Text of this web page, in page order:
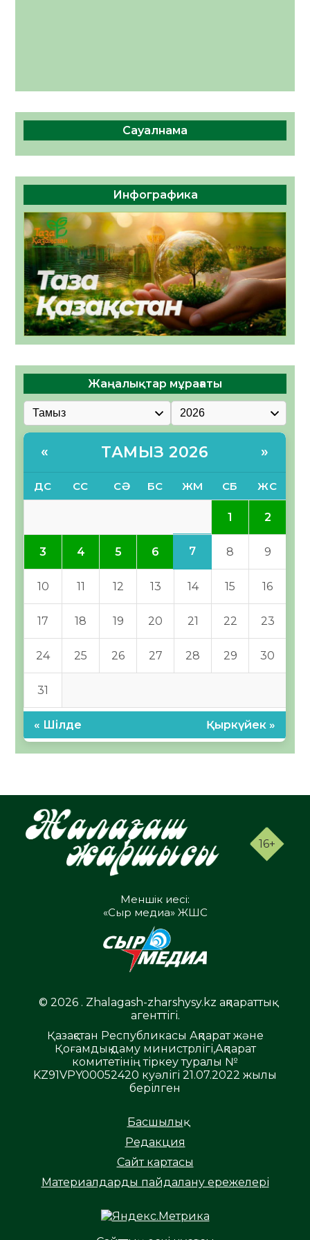
Сауалнама
Инфографика
Жаңалықтар мұрағаты
« ТАМЫЗ 2026 »
ДС СС СӘ БС ЖМ СБ ЖС
1 2
3 4 5 6 7 8 9
10 11 12 13 14 15 16
17 18 19 20 21 22 23
24 25 26 27 28 29 30
31
« Шілде Қыркүйек »
16+
Меншік иесі:
«Сыр медиа» ЖШС
© 2026 . Zhalagash-zharshysy.kz ақпараттық
агенттігі.
Қазақстан Республикасы Ақпарат және
Қоғамдық даму министрлігі,Ақпарат
комитетінің тіркеу туралы №
KZ91VPY00052420 куәлігі 21.07.2022 жылы
берілген
Басшылық
Редакция
Сайт картасы
Материалдарды пайдалану ережелері